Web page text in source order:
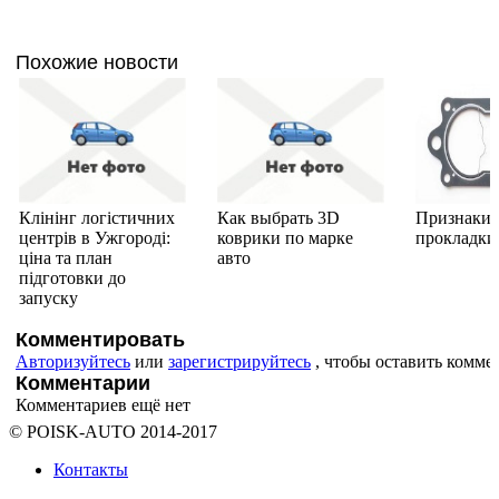
Похожие новости
Клінінг логістичних
центрів в Ужгороді:
ціна та план
підготовки до
запуску
Как выбрать 3D
коврики по марке
авто
Признаки
Комментировать
Авторизуйтесь или зарегистрируйтесь , чтобы оставить
Комментарии
Комментариев ещё нет
© POISK-AUTO 2014-2017
Контакты